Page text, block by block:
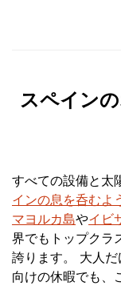
スペイン
すべての設備と太
インの息を呑むよ
マヨルカ島やイビ
界でもトップクラ
誇ります。 大人
向けの休暇でも、